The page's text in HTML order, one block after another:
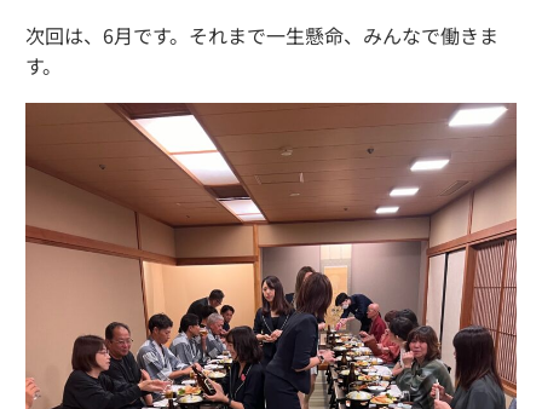
次回は、6月です。それまで一生懸命、みんなで働きま
す。